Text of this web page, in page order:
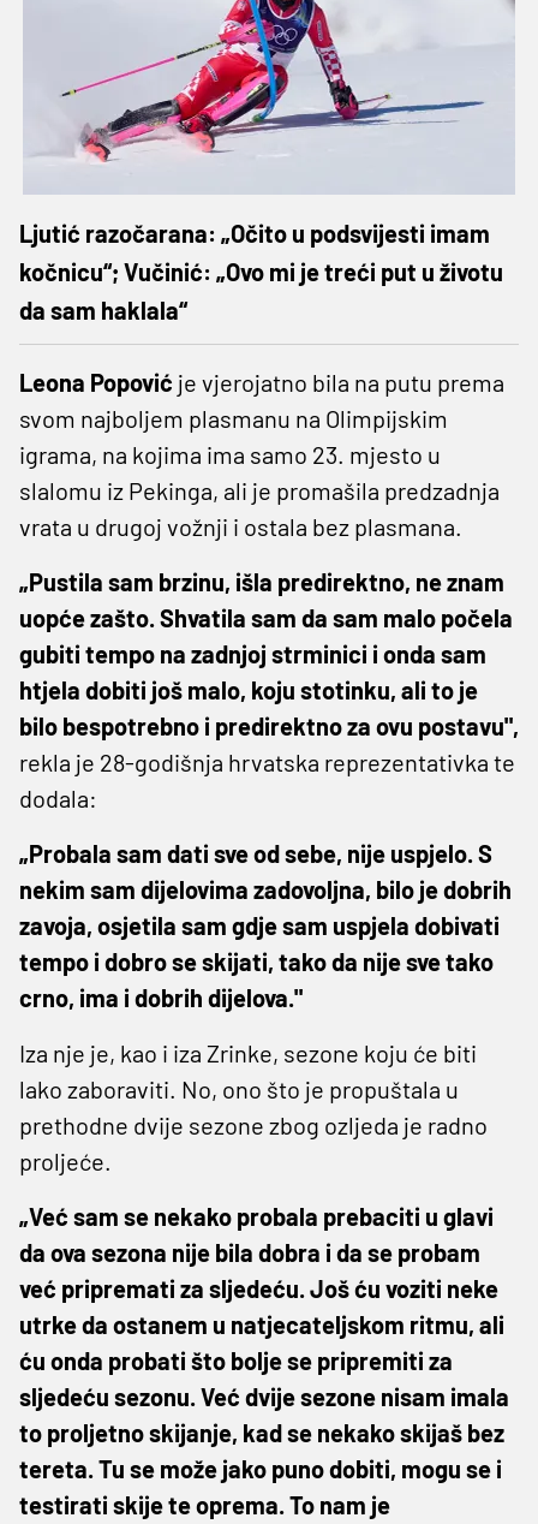
Ljutić razočarana: „Očito u podsvijesti imam
kočnicu“; Vučinić: „Ovo mi je treći put u životu
da sam haklala“
Leona Popović je vjerojatno bila na putu prema
svom najboljem plasmanu na Olimpijskim
igrama, na kojima ima samo 23. mjesto u
slalomu iz Pekinga, ali je promašila predzadnja
vrata u drugoj vožnji i ostala bez plasmana.
„Pustila sam brzinu, išla predirektno, ne znam
uopće zašto. Shvatila sam da sam malo počela
gubiti tempo na zadnjoj strminici i onda sam
htjela dobiti još malo, koju stotinku, ali to je
bilo bespotrebno i predirektno za ovu postavu",
rekla je 28-godišnja hrvatska reprezentativka te
dodala:
„Probala sam dati sve od sebe, nije uspjelo. S
nekim sam dijelovima zadovoljna, bilo je dobrih
zavoja, osjetila sam gdje sam uspjela dobivati
tempo i dobro se skijati, tako da nije sve tako
crno, ima i dobrih dijelova."
Iza nje je, kao i iza Zrinke, sezone koju će biti
lako zaboraviti. No, ono što je propuštala u
prethodne dvije sezone zbog ozljeda je radno
proljeće.
„Već sam se nekako probala prebaciti u glavi
da ova sezona nije bila dobra i da se probam
već pripremati za sljedeću. Još ću voziti neke
utrke da ostanem u natjecateljskom ritmu, ali
ću onda probati što bolje se pripremiti za
sljedeću sezonu. Već dvije sezone nisam imala
to proljetno skijanje, kad se nekako skijaš bez
tereta. Tu se može jako puno dobiti, mogu se i
testirati skije te oprema. To nam je